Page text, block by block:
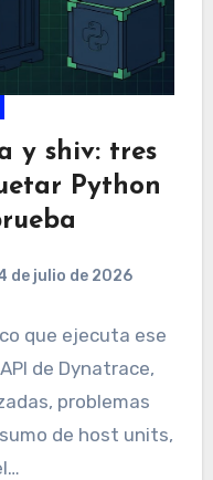
y shiv: tres
Python
de julio de 2026
que ejecuta ese
de Dynatrace,
problemas
de host units,